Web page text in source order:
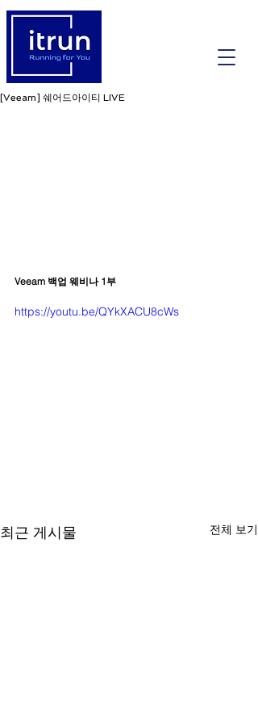
[Veeam] 쉐어드아이티 LIVE
Veeam 백업 웨비나 1부
https://youtu.be/QYkXACU8cWs
최근 게시물 전체 보기